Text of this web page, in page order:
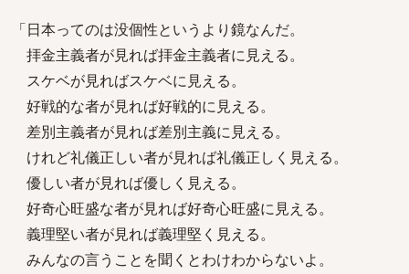
「日本ってのは没個性というより鏡なんだ。
拝金主義者が見れば拝金主義者に見える。
スケベが見ればスケベに見える。
好戦的な者が見れば好戦的に見える。
差別主義者が見れば差別主義に見える。
けれど礼儀正しい者が見れば礼儀正しく見える。
優しい者が見れば優しく見える。
好奇心旺盛な者が見れば好奇心旺盛に見える。
義理堅い者が見れば義理堅く見える。
みんなの言うことを聞くとわけわからないよ。